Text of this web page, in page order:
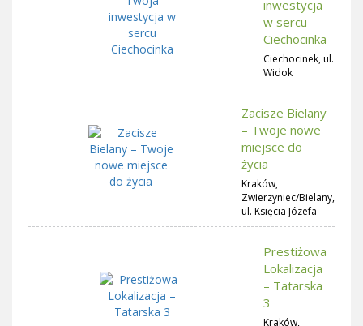
inwestycja
w sercu
Ciechocinka
Ciechocinek, ul.
Widok
Zacisze Bielany
– Twoje nowe
miejsce do
życia
Kraków,
Zwierzyniec/Bielany,
ul. Księcia Józefa
Prestiżowa
Lokalizacja
– Tatarska
3
Kraków,